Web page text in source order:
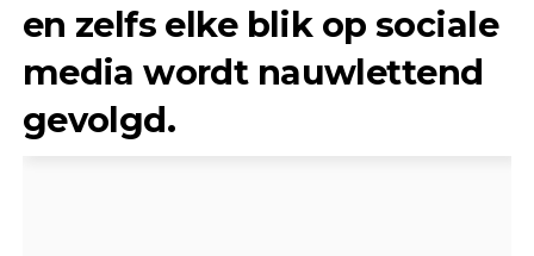
en zelfs elke blik op sociale
media wordt nauwlettend
gevolgd.